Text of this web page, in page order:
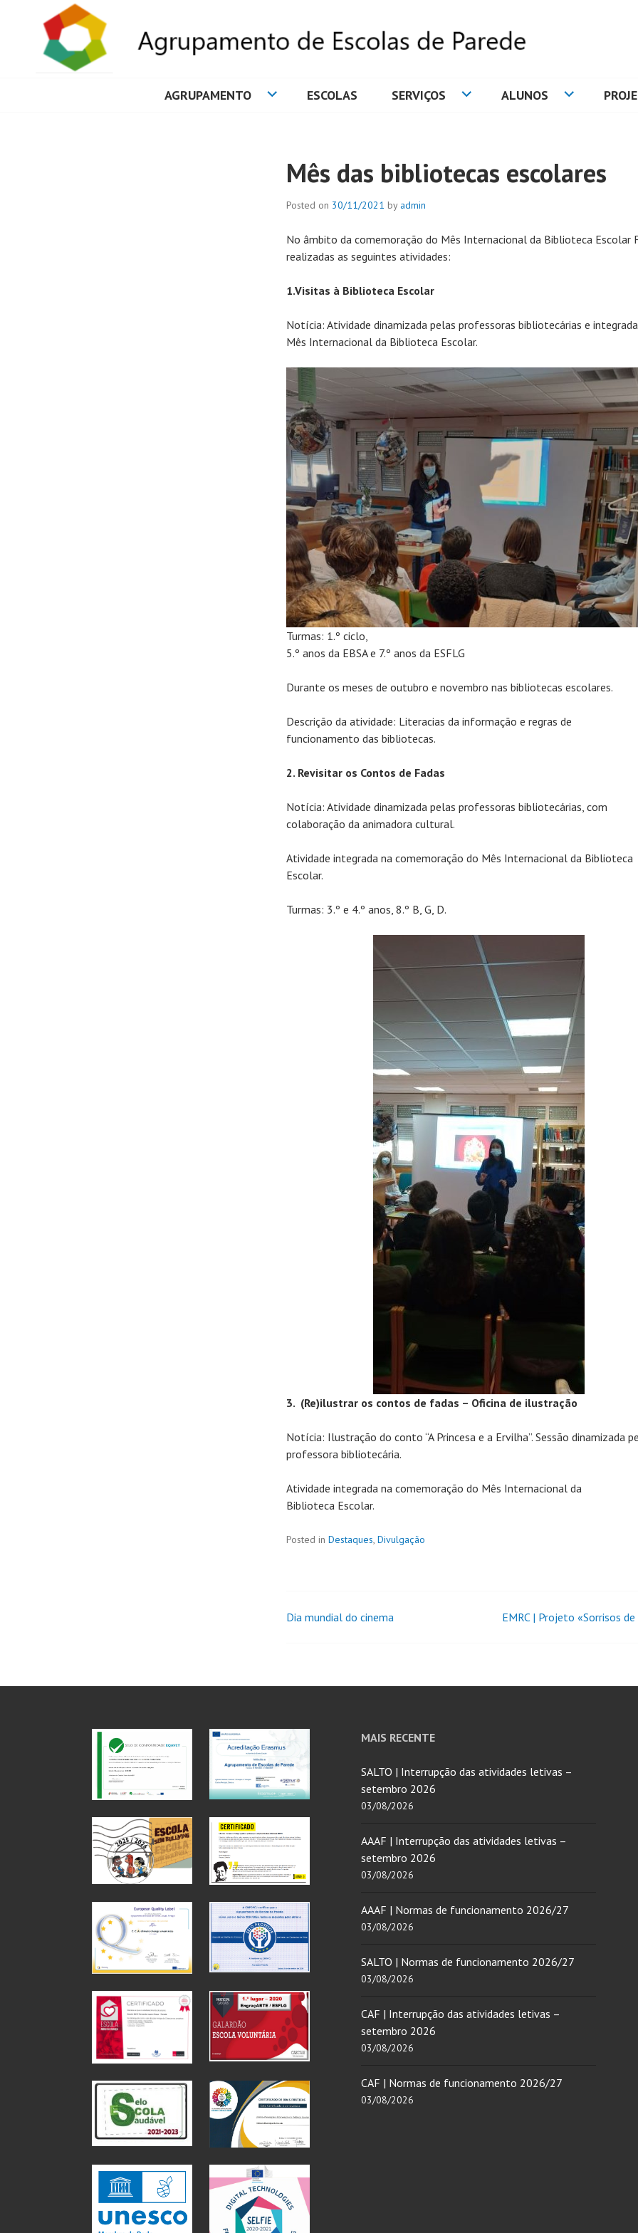
AGRUPAMENTO ESCOLAS SERVIÇOS ALUNOS
Mês das bibliotecas escolares
Posted on 30/11/2021 by admin
No âmbito da comemoração do Mês Internacional da Biblioteca Escolar
realizadas as seguintes atividades:
1.Visitas à Biblioteca Escolar
Notícia: Atividade dinamizada pelas professoras bibliotecárias e
Mês Internacional da Biblioteca Escolar.
Turmas: 1.º ciclo,
5.º anos da EBSA e 7.º anos da ESFLG
Durante os meses de outubro e novembro nas bibliotecas escolares.
Descrição da atividade: Literacias da informação e regras de
funcionamento das bibliotecas.
2. Revisitar os Contos de Fadas
Notícia: Atividade dinamizada pelas professoras bibliotecárias, com
colaboração da animadora cultural.
Atividade integrada na comemoração do Mês Internacional da Biblioteca
Escolar.
Turmas: 3.º e 4.º anos, 8.º B, G, D.
3. (Re)ilustrar os contos de fadas – Oficina de ilustração
Notícia: Ilustração do conto “A Princesa e a Ervilha”. Sessão dinamizada
professora bibliotecária.
Atividade integrada na comemoração do Mês Internacional da
Biblioteca Escolar.
Posted in Destaques, Divulgação
Dia mundial do cinema EMRC | Projeto «Sorrisos
MAIS RECENTE
SALTO | Interrupção das atividades letivas –
setembro 2026
03/08/2026
AAAF | Interrupção das atividades letivas –
setembro 2026
03/08/2026
AAAF | Normas de funcionamento 2026/27
03/08/2026
SALTO | Normas de funcionamento 2026/27
03/08/2026
CAF | Interrupção das atividades letivas –
setembro 2026
03/08/2026
CAF | Normas de funcionamento 2026/27
03/08/2026